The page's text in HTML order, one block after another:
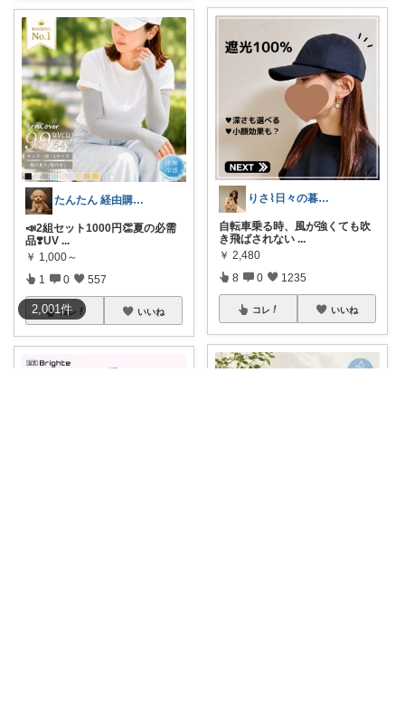
2,001件
たんたん 経由購入ありがとうございます！
📣2組セット1000円👏夏の必需
品❣️UV ...
￥ 1,000～
1 0 557
コレ いいね
りさ⌇日々の暮らしをちょっと素敵に
自転車乗る時、風が強くても吹
き飛ばされない ...
￥ 2,480
8 0 1235
コレ いいね